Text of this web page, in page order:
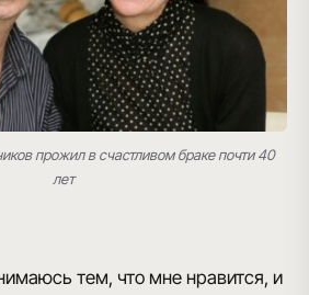
прожил в счастливом браке почти 40
лет
тем, что мне нравится, и